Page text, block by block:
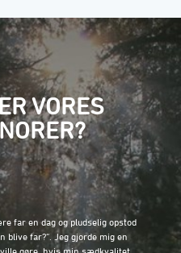
VORES
far en dag og pludselig opstod
blive far?”. Jeg gjorde mig en
gøre, hvis min sædkvalitet